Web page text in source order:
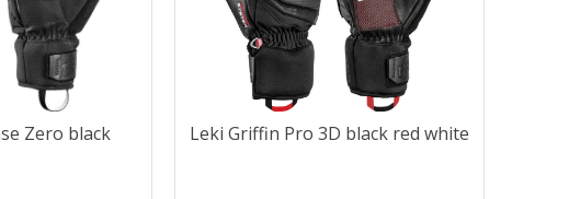
Zero black Leki Griffin Pro 3D black red white